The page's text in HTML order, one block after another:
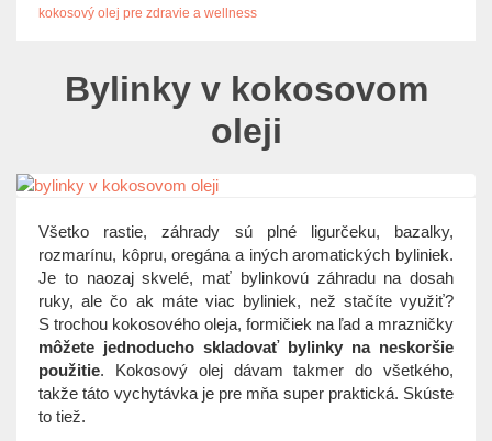
kokosový olej pre zdravie a wellness
Bylinky v kokosovom
oleji
Všetko rastie, záhrady sú plné ligurčeku, bazalky,
rozmarínu, kôpru, oregána a iných aromatických byliniek.
Je to naozaj skvelé, mať bylinkovú záhradu na dosah
ruky, ale čo ak máte viac byliniek, než stačíte využiť?
S trochou kokosového oleja, formičiek na ľad a mrazničky
môžete jednoducho skladovať bylinky na neskoršie
použitie. Kokosový olej dávam takmer do všetkého,
takže táto vychytávka je pre mňa super praktická. Skúste
to tiež.